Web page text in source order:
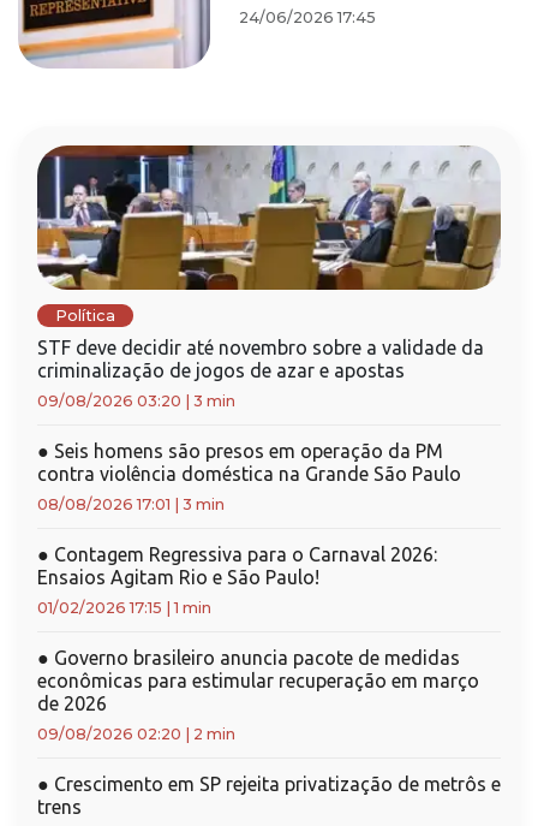
24/06/2026 17:45
Política
STF deve decidir até novembro sobre a validade da
criminalização de jogos de azar e apostas
09/08/2026 03:20 3 min
● Seis homens são presos em operação da PM
contra violência doméstica na Grande São Paulo
08/08/2026 17:01 3 min
● Contagem Regressiva para o Carnaval 2026:
Ensaios Agitam Rio e São Paulo!
01/02/2026 17:15 |1 min
● Governo brasileiro anuncia pacote de medidas
econômicas para estimular recuperação em março
de 2026
09/08/2026 02:20 2 min
● Crescimento em SP rejeita privatização de metrôs e
trens